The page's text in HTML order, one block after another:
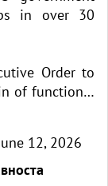
in over 30
Order to
of function…
12, 2026